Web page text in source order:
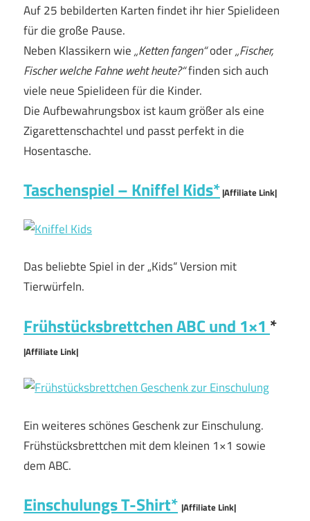
Auf 25 bebilderten Karten findet ihr hier Spielideen
für die große Pause.
Neben Klassikern wie„Ketten fangen“oder„Fischer,
Fischer welche Fahne weht heute?“finden sich auch
viele neue Spielideen für die Kinder.
Die Aufbewahrungsbox ist kaum größer als eine
Zigarettenschachtel und passt perfekt in die
Hosentasche.
Taschenspiel – Kniffel Kids*|Affiliate Link|
Das beliebte Spiel in der „Kids“ Version mit
Tierwürfeln.
Frühstücksbrettchen ABC und 1×1 *
|Affiliate Link|
Ein weiteres schönes Geschenk zur Einschulung.
Frühstücksbrettchen mit dem kleinen 1×1 sowie
dem ABC.
Einschulungs T-Shirt* |Affiliate Link|